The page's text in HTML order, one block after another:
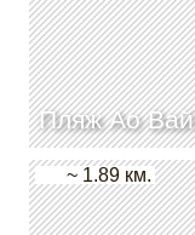
Пляж Ао Вай
~ 1.89 км.